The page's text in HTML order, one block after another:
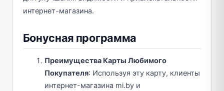
интернет-магазина.
Бонусная программа
Преимущества Карты Любимого
Покупателя: Используя эту карту, клиенты
интернет-магазина mi.by и